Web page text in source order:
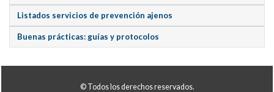
Listados servicios de prevención ajenos
Buenas prácticas: guías y protocolos
© Todos los derechos reservados.